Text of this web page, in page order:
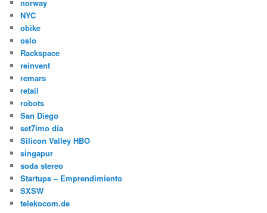
norway
NYC
obike
oslo
Rackspace
reinvent
remars
retail
robots
San Diego
set7imo día
Silicon Valley HBO
singapur
soda stereo
Startups – Emprendimiento
SXSW
telekocom.de